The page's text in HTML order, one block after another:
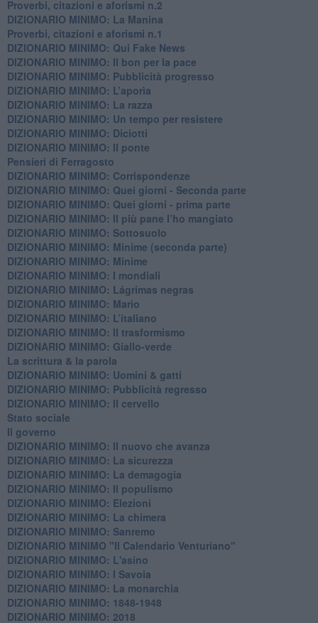
Proverbi, citazioni e aforismi n.2
DIZIONARIO MINIMO: La Manina
​Proverbi, citazioni e aforismi n.1
DIZIONARIO MINIMO: Qui Fake News
DIZIONARIO MINIMO: ​Il bon per la pace
DIZIONARIO MINIMO: Pubblicità progresso
DIZIONARIO MINIMO: L’aporìa
DIZIONARIO MINIMO: La razza
DIZIONARIO MINIMO: Un tempo per resistere
DIZIONARIO MINIMO: Diciotti
DIZIONARIO MINIMO: Il ponte
Pensieri di Ferragosto
DIZIONARIO MINIMO: Corrispondenze
DIZIONARIO MINIMO: Quei giorni - Seconda parte
DIZIONARIO MINIMO: Quei giorni - prima parte
DIZIONARIO MINIMO: Il più pane l’ho mangiato
DIZIONARIO MINIMO: Sottosuolo
DIZIONARIO MINIMO: Minime (seconda parte)
DIZIONARIO MINIMO: Minime
DIZIONARIO MINIMO: ​I mondiali
DIZIONARIO MINIMO: ​Lágrimas negras
DIZIONARIO MINIMO: Mario
DIZIONARIO MINIMO: L’italiano
DIZIONARIO MINIMO: Il trasformismo
DIZIONARIO MINIMO: Giallo-verde
La scrittura & la parola
​DIZIONARIO MINIMO: Uomini & gatti
DIZIONARIO MINIMO: ​Pubblicità regresso
DIZIONARIO MINIMO: Il cervello
Stato sociale
Il governo
DIZIONARIO MINIMO: Il nuovo che avanza
DIZIONARIO MINIMO: La sicurezza
DIZIONARIO MINIMO: La demagogia
DIZIONARIO MINIMO: Il populismo
DIZIONARIO MINIMO: Elezioni
DIZIONARIO MINIMO: La chimera
DIZIONARIO MINIMO: Sanremo
DIZIONARIO MINIMO "Il Calendario Venturiano"
DIZIONARIO MINIMO: L'asino
DIZIONARIO MINIMO: I Savoia
DIZIONARIO MINIMO: La monarchia
DIZIONARIO MINIMO: 1848-1948
DIZIONARIO MINIMO: 2018